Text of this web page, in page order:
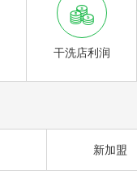

干洗店利润
新加盟